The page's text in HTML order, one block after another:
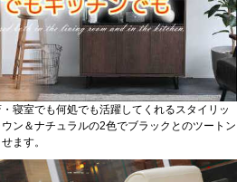
寝室でも何処でも活躍してくれるスタイリッ
ン＆ナチュラルの2色でブラックとのツートン
ます。